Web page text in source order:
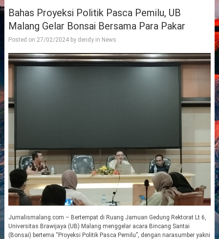
Bahas Proyeksi Politik Pasca Pemilu, UB
Malang Gelar Bonsai Bersama Para Pakar
Posted on 27/02/2024by dendyin News
Jurnalismalang.com – Bertempat di Ruang Jamuan Gedung Rektorat Lt 6,
Universitas Brawijaya (UB) Malang menggelar acara Bincang Santai
(Bonsai) bertema “Proyeksi Politik Pasca Pemilu”, dengan narasumber yakni